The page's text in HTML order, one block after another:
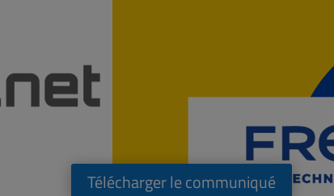
Télécharger le communiqué